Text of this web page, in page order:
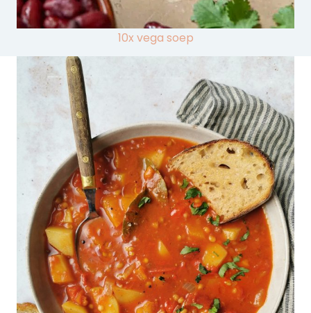
10x vega soep